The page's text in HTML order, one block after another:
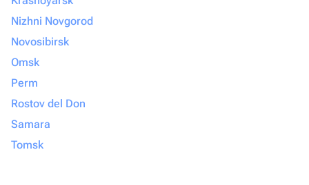
Nizhni Novgorod
Novosibirsk
Omsk
Perm
Rostov del Don
Samara
Tomsk